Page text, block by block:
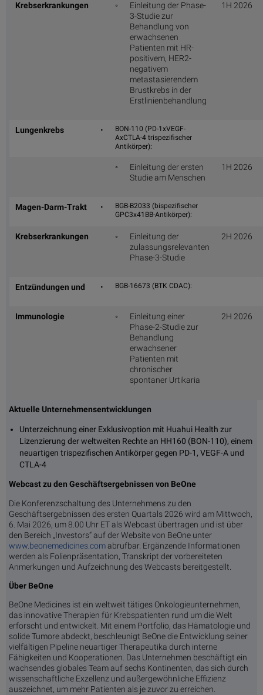
Krebserkrankungen ◦
Einleitung der Phase-
3-Studie zur
Behandlung von
erwachsenen
Patienten mit HR-
positivem, HER2-
negativem
metastasierendem
Brustkrebs in der
Erstlinienbehandlung
1H 2026
Lungenkrebs •
BON-110 (PD-1xVEGF-
AxCTLA-4 trispezifischer
Antikörper):
◦
Einleitung der ersten
Studie am Menschen
1H 2026
Magen-Darm-Trakt •
BGB-B2033 (bispezifischer
GPC3x41BB-Antikörper):
Krebserkrankungen ◦
Einleitung der
zulassungsrelevanten
Phase-3-Studie
2H 2026
Entzündungen und • BGB-16673 (BTK CDAC):
Immunologie ◦
Einleitung einer
Phase-2-Studie zur
Behandlung
erwachsener
Patienten mit
chronischer
spontaner Urtikaria
2H 2026
Aktuelle Unternehmensentwicklungen
Unterzeichnung einer Exklusivoption mit Huahui Health zur
Lizenzierung der weltweiten Rechte an HH160 (BON-110), einem
neuartigen trispezifischen Antikörper gegen PD-1, VEGF-A und
CTLA-4
Webcast zu den Geschäftsergebnissen von BeOne
Die Konferenzschaltung des Unternehmens zu den
Geschäftsergebnissen des ersten Quartals 2026 wird am Mittwoch,
6. Mai 2026, um 8.00 Uhr ET als Webcast übertragen und ist über
den Bereich „Investors“ auf der Website von BeOne unter
www.beonemedicines.comabrufbar. Ergänzende Informationen
werden als Folienpräsentation, Transkript der vorbereiteten
Anmerkungen und Aufzeichnung des Webcasts bereitgestellt.
Über BeOne
BeOne Medicines ist ein weltweit tätiges Onkologieunternehmen,
das innovative Therapien für Krebspatienten rund um die Welt
erforscht und entwickelt. Mit einem Portfolio, das Hämatologie und
solide Tumore abdeckt, beschleunigt BeOne die Entwicklung seiner
vielfältigen Pipeline neuartiger Therapeutika durch interne
Fähigkeiten und Kooperationen. Das Unternehmen beschäftigt ein
wachsendes globales Team auf sechs Kontinenten, das sich durch
wissenschaftliche Exzellenz und außergewöhnliche Effizienz
auszeichnet, um mehr Patienten als je zuvor zu erreichen.